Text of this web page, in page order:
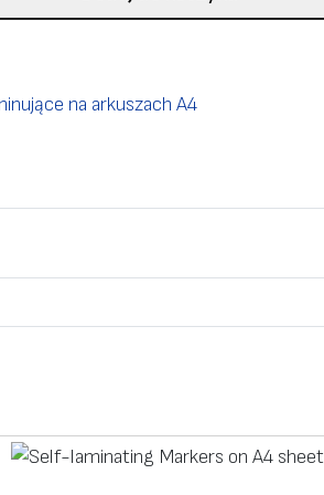
na arkuszach A4